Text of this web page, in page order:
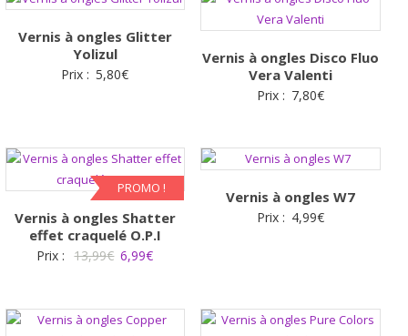
Vernis à ongles Glitter
Yolizul
Prix : 5,80€
Vernis à ongles Disco Fluo
Vera Valenti
Prix : 7,80€
PROMO !
Vernis à ongles Shatter
effet craquelé O.P.I
Prix : 13,99€ Le
était :
6,99€Le
est :
Vernis à ongles W7
Prix : 4,99€